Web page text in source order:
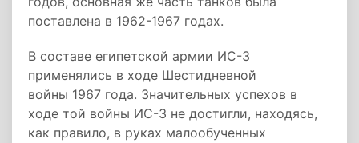
поставлена в 1962-1967 годах.
В составе египетской армии ИС-3
применялись в ходе Шестидневной
войны 1967 года. Значительных успехов в
ходе той войны ИС-3 не достигли, находясь,
как правило, в руках малообученных